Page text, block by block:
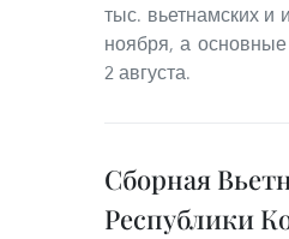
тыс. вьетнамских и
ноября, а основные
2 августа.
Сборная
Республики